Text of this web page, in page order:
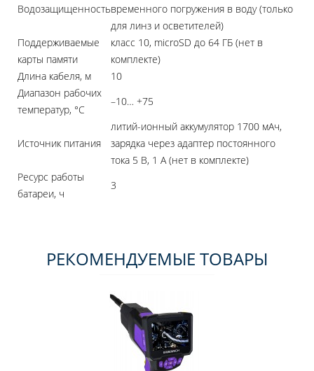
Водозащищенностьвременного погружения в воду (только
для линз и осветителей)
Поддерживаемые
карты памяти
класс 10, microSD до 64 ГБ (нет в
комплекте)
Длина кабеля, м
10
Диапазон рабочих
температур, °С
–10… +75
Источник питания
литий-ионный аккумулятор 1700 мАч,
зарядка через адаптер постоянного
тока 5 В, 1 А (нет в комплекте)
Ресурс работы
батареи, ч
3
РЕКОМЕНДУЕМЫЕ ТОВАРЫ